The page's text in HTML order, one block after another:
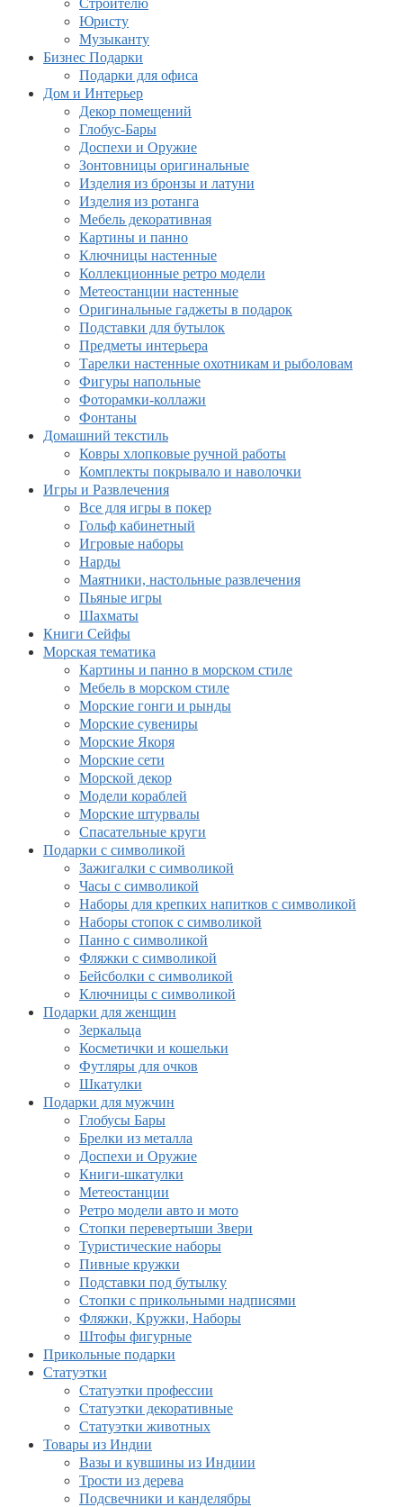
Строителю
Юристу
Музыканту
Бизнес Подарки
Подарки для офиса
Дом и Интерьер
Декор помещений
Глобус-Бары
Доспехи и Оружие
Зонтовницы оригинальные
Изделия из бронзы и латуни
Изделия из ротанга
Мебель декоративная
Картины и панно
Ключницы настенные
Коллекционные ретро модели
Метеостанции настенные
Оригинальные гаджеты в подарок
Подставки для бутылок
Предметы интерьера
Тарелки настенные охотникам и рыболовам
Фигуры напольные
Фоторамки-коллажи
Фонтаны
Домашний текстиль
Ковры хлопковые ручной работы
Комплекты покрывало и наволочки
Игры и Развлечения
Все для игры в покер
Гольф кабинетный
Игровые наборы
Нарды
Маятники, настольные развлечения
Пьяные игры
Шахматы
Книги Сейфы
Морская тематика
Картины и панно в морском стиле
Мебель в морском стиле
Морские гонги и рынды
Морские сувениры
Морские Якоря
Морские сети
Морской декор
Модели кораблей
Морские штурвалы
Спасательные круги
Подарки с символикой
Зажигалки с символикой
Часы с символикой
Наборы для крепких напитков с символикой
Наборы стопок с символикой
Панно с символикой
Фляжки с символикой
Бейсболки с символикой
Ключницы с символикой
Подарки для женщин
Зеркальца
Косметички и кошельки
Футляры для очков
Шкатулки
Подарки для мужчин
Глобусы Бары
Брелки из металла
Доспехи и Оружие
Книги-шкатулки
Метеостанции
Ретро модели авто и мото
Стопки перевертыши Звери
Туристические наборы
Пивные кружки
Подставки под бутылку
Стопки с прикольными надписями
Фляжки, Кружки, Наборы
Штофы фигурные
Прикольные подарки
Статуэтки
Статуэтки профессии
Статуэтки декоративные
Статуэтки животных
Товары из Индии
Вазы и кувшины из Индиии
Трости из дерева
Подсвечники и канделябры